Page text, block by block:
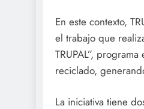
En este contexto,
el trabajo que
TRUPAL”,
reciclado,
La iniciativa tiene